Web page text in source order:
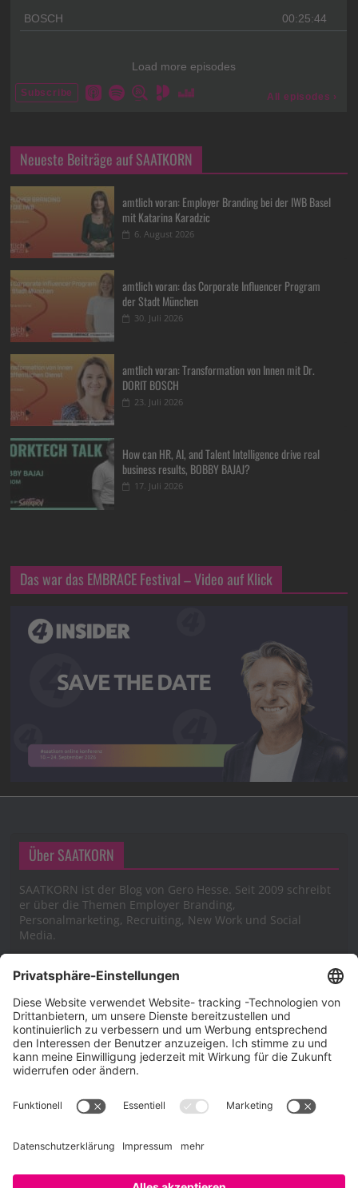
Neueste Beiträge auf SAATKORN
amtlich voran: Employer Branding bei der IWB Basel
mit Katarina Karadzic
6. August 2026
amtlich voran: das Corporate Influencer Program
der Stadt München
30. Juli 2026
amtlich voran: Transformation von Innen mit Dr.
DORIT BOSCH
23. Juli 2026
How can HR, AI, and Talent Intelligence drive real
business results, BOBBY BAJAJ?
17. Juli 2026
Das war das EMBRACE Festival – Video auf Klick
Über SAATKORN
SAATKORN ist der Blog von Gero Hesse. Seit 2009 schreibt
er über die Themen Employer Branding,
Personalmarketing, Recruiting, New Work und Social
Media.
Impressum
Impressum
Cookie-Richtlinie (EU)